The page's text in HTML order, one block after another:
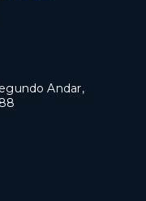
Andar,